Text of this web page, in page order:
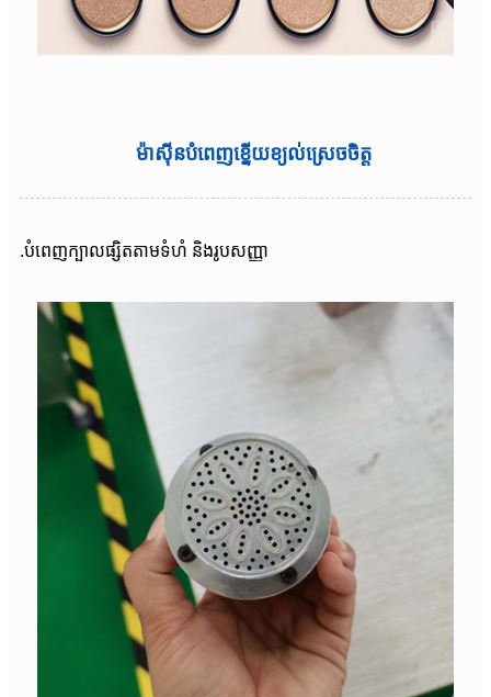
ម៉ាស៊ីនបំពេញខ្នើយខ្យល់ស្រេចចិត្ត
.បំពេញក្បាលផ្សិតតាមទំហំ និងរូបសញ្ញា